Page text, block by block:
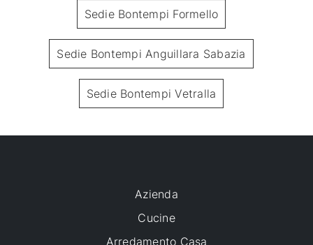
Sedie Bontempi Formello
Sedie Bontempi Anguillara Sabazia
Sedie Bontempi Vetralla
Azienda
Cucine
Arredamento Casa